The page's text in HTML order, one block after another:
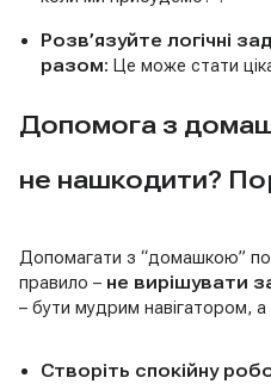
Розв’язуйте логічні
разом: Це може стати
Допомога з
не нашкодити?
Допомагати з “домашкою”
правило – не вирішувати
– бути мудрим навігатором,
Створіть спокійну